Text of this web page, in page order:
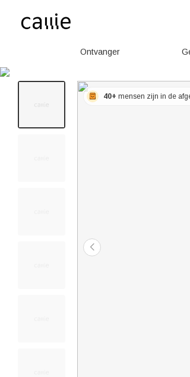
Ontvanger
40+ mensen zijn in de